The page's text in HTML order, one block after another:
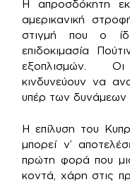
Η απροσδόκητη
αμερικανική
στιγμή που ο
επιδοκιμασία
εξοπλισμών.
κινδυνεύουν να
υπέρ των δυνάμεων
Η επίλυση του
μπορεί ν’
πρώτη φορά που
κοντά, χάρη στις